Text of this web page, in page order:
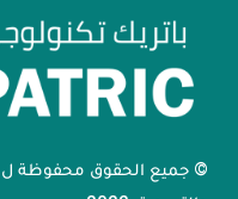
© جميع الحقوق محفوظة ل